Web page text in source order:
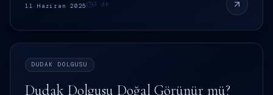
11 Haziran 2025 3 dk
DUDAK DOLGUSU
Dudak Dolgusu Doğal Görünür mü?